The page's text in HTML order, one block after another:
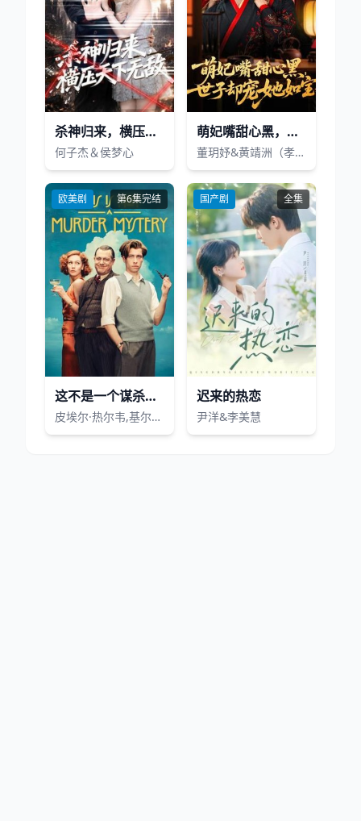
杀神归来，横压天下无敌
何子杰＆侯梦心
萌妃嘴甜心黑，世子却宠她如宝
董玥妤&黄靖洲（孝太）
欧美剧 第6集完结
这不是一个谋杀谜团
皮埃尔·热尔韦,基尔特·范·朗拜博格,劳伦·维斯尼克,史蒂芬·汤普金森,唐娜巴妮亚,Jonathan Delaney Tynan,Frank Bourke,弗劳伦斯·霍尔,Iñaki Mur,里贾纳·比基尼娜,迈克·奥夫曼,Oscar Louis Högström,奥伊宾·麦金尼蒂,玛蒂尔德·瓦尔尼耶,Mark Lambert,Xavier Baeyens,Julian De Backer,Brendan O&#039;Rourke,Jim Butler,爱德华多·阿拉德罗
国产剧 全集
迟来的热恋
尹洋&李美慧